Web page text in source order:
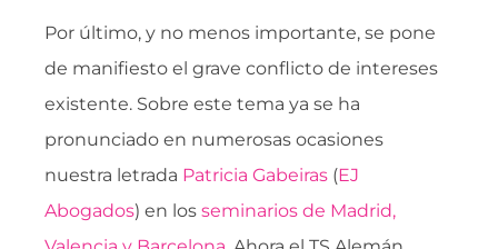
Por último, y no menos importante, se pone
de manifiesto el grave conflicto de intereses
existente. Sobre este tema ya se ha
pronunciado en numerosas ocasiones
nuestra letrada Patricia Gabeiras (EJ
Abogados) en los seminarios de Madrid,